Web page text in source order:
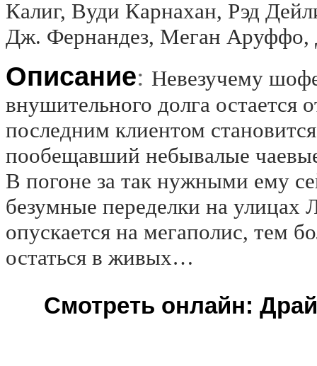
Калиг, Вуди Карнахан, Рэд
Дж. Фернандез, Меган Аруффо,
Описание: Невезучему
внушительного долга остается
последним клиентом
пообещавший небывалые
В погоне за так нужными ему
безумные переделки на
опускается на мегаполис, тем
остаться в живых…
Смотреть онлайн: